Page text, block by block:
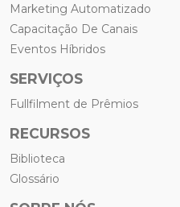
Marketing Automatizado
Capacitação De Canais
Eventos Híbridos
SERVIÇOS
Fullfilment de Prêmios
RECURSOS
Biblioteca
Glossário